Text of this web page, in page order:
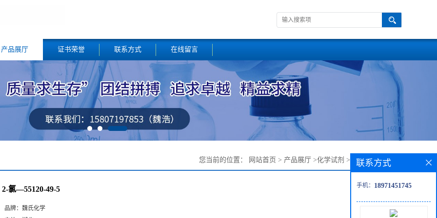
产品展厅 证书荣誉 联系方式 在线留言
您当前的位置： 网站首页 > 产品展厅 >化学试剂 > 2-氯—55120-49-5
2-氯—55120-49-5
品牌： 魏氏化学
联系方式
手机： 18971451745